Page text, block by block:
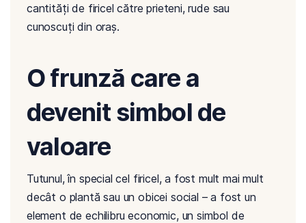
cantități de firicel către prieteni, rude sau
cunoscuți din oraș.
O frunză care a
devenit simbol de
valoare
Tutunul, în special cel firicel, a fost mult mai mult
decât o plantă sau un obicei social – a fost un
element de echilibru economic, un simbol de